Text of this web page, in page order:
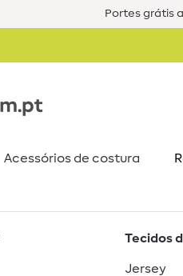
Portes grátis
Acessórios de costura​
Tecidos
Jersey